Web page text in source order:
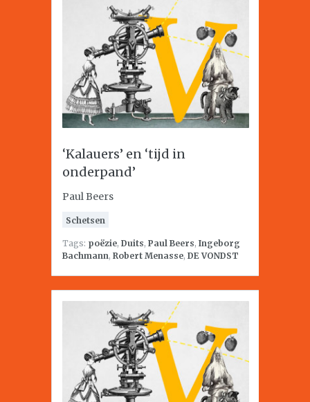
‘Kalauers’ en ‘tijd in
onderpand’
Paul Beers
Schetsen
Tags: poëzie, Duits, Paul Beers, Ingeborg
Bachmann, Robert Menasse, DE VONDST